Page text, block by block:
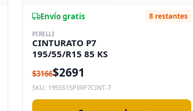
Envío gratis 8 restantes
PIRELLI
CINTURATO P7
195/55/R15 85 KS
$3166$2691
SKU: 1955515PIRP7CINT-7